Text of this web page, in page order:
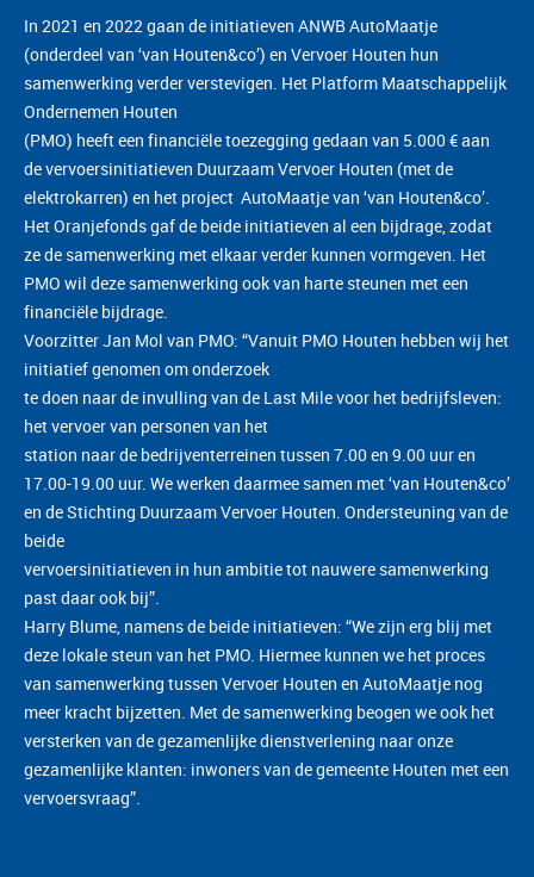
In 2021 en 2022 gaan de initiatieven ANWB AutoMaatje
(onderdeel van ‘van Houten&co’) en Vervoer Houten hun
samenwerking verder verstevigen. Het Platform Maatschappelijk
Ondernemen Houten
(PMO) heeft een financiële toezegging gedaan van 5.000 € aan
de vervoersinitiatieven Duurzaam Vervoer Houten (met de
elektrokarren) en het project AutoMaatje van ‘van Houten&co’.
Het Oranjefonds gaf de beide initiatieven al een bijdrage, zodat
ze de samenwerking met elkaar verder kunnen vormgeven. Het
PMO wil deze samenwerking ook van harte steunen met een
financiële bijdrage.
Voorzitter Jan Mol van PMO: “Vanuit PMO Houten hebben wij het
initiatief genomen om onderzoek
te doen naar de invulling van de Last Mile voor het bedrijfsleven:
het vervoer van personen van het
station naar de bedrijventerreinen tussen 7.00 en 9.00 uur en
17.00-19.00 uur. We werken daarmee samen met ‘van Houten&co’
en de Stichting Duurzaam Vervoer Houten. Ondersteuning van de
beide
vervoersinitiatieven in hun ambitie tot nauwere samenwerking
past daar ook bij”.
Harry Blume, namens de beide initiatieven: “We zijn erg blij met
deze lokale steun van het PMO. Hiermee kunnen we het proces
van samenwerking tussen Vervoer Houten en AutoMaatje nog
meer kracht bijzetten. Met de samenwerking beogen we ook het
versterken van de gezamenlijke dienstverlening naar onze
gezamenlijke klanten: inwoners van de gemeente Houten met een
vervoersvraag”.